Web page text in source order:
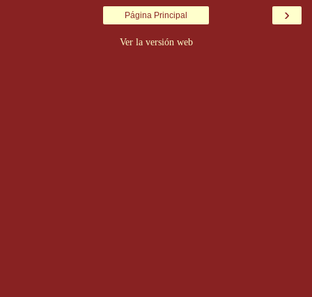
›
Página Principal
Ver la versión web